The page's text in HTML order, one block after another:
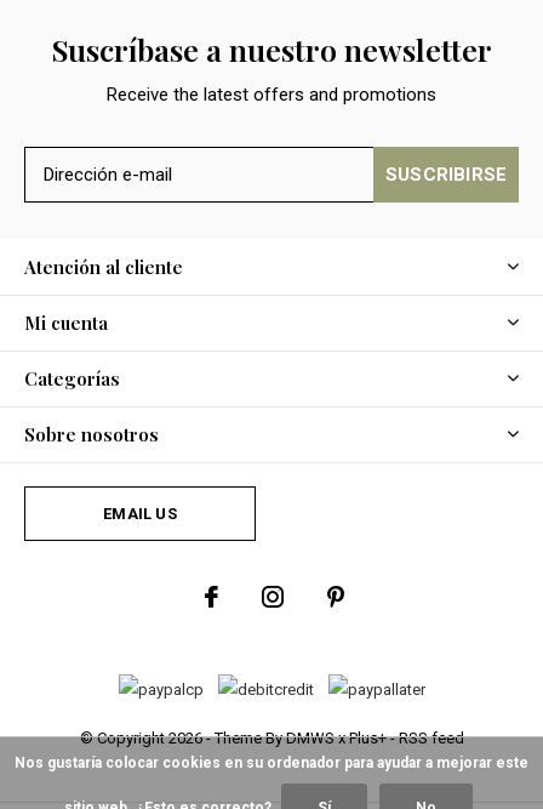
Suscríbase a nuestro newsletter
Receive the latest offers and promotions
SUSCRIBIRSE
Atención al cliente
Mi cuenta
Categorías
Sobre nosotros
EMAIL US
© Copyright2026- Theme ByDMWSxPlus+-RSS feed
Nos gustaría colocar cookies en su ordenador para ayudar a mejorar este